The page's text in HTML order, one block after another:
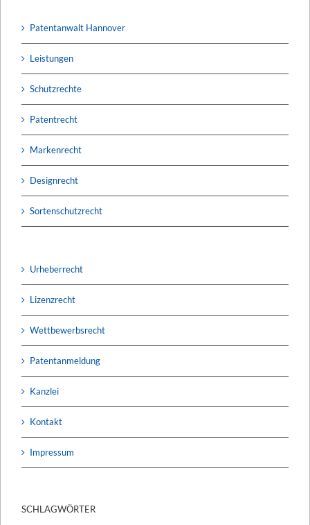
Patentanwalt Hannover
Leistungen
Schutzrechte
Patentrecht
Markenrecht
Designrecht
Sortenschutzrecht
Urheberrecht
Lizenzrecht
Wettbewerbsrecht
Patentanmeldung
Kanzlei
Kontakt
Impressum
SCHLAGWÖRTER